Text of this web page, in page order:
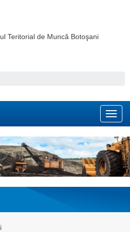
Teritorial de Muncă Botoşani